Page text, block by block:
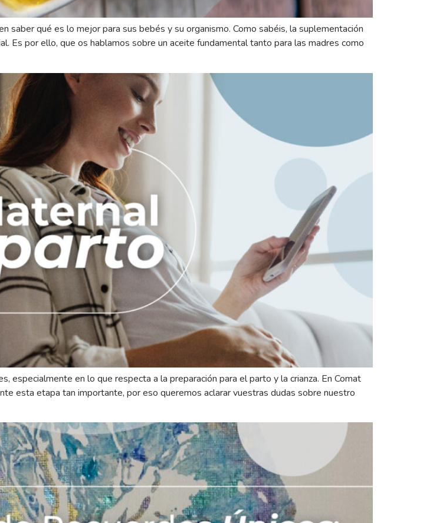
saber qué es lo mejor para sus bebés y su organismo. Como sabéis, la suplementación
Es por ello, que os hablamos sobre un aceite fundamental tanto para las madres como
especialmente en lo que respecta a la preparación para el parto y la crianza. En Comat
esta etapa tan importante, por eso queremos aclarar vuestras dudas sobre nuestro